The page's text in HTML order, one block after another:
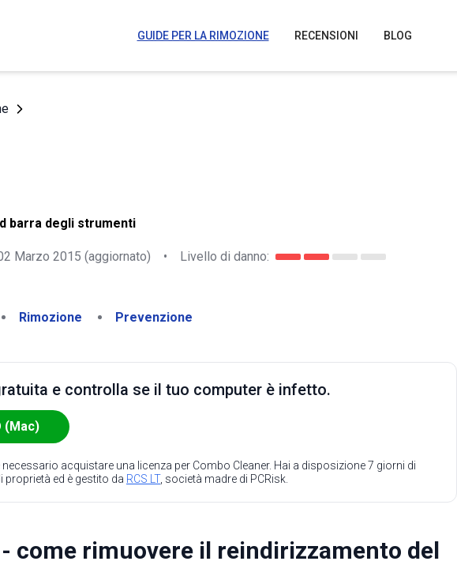
GUIDE PER LA RIMOZIONE RECENSIONI BLOG
barra degli strumenti
Marzo 2015 (aggiornato) • Livello di danno:
Rimozione Prevenzione
e controlla se il tuo computer è infetto.
(Mac)
necessario acquistare una licenza per Combo Cleaner. Hai a disposizione 7 giorni di
proprietà ed è gestito da RCS LT, società madre di PCRisk.
come rimuovere il reindirizzamento del